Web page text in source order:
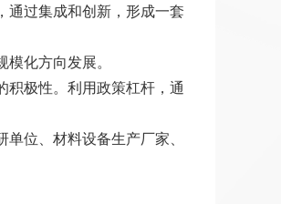
通过集成和创新，形成一套
化方向发展。
积极性。利用政策杠杆，通
位、材料设备生产厂家、